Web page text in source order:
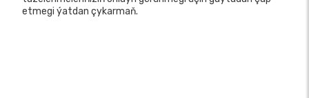
etmegi ýatdan çykarmaň.